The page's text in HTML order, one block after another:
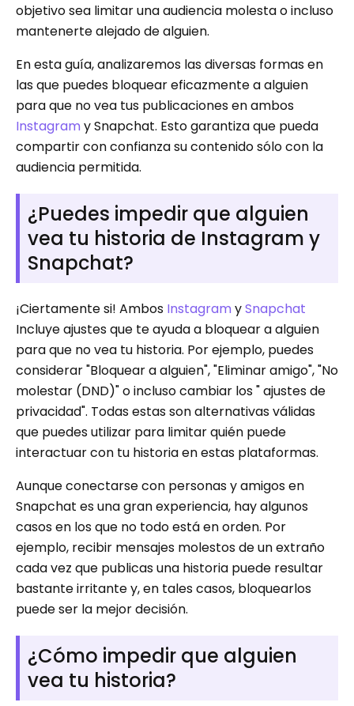
objetivo sea limitar una audiencia molesta o incluso
mantenerte alejado de alguien.
En esta guía, analizaremos las diversas formas en
las que puedes bloquear eficazmente a alguien
para que no vea tus publicaciones en ambos
Instagram y Snapchat. Esto garantiza que pueda
compartir con confianza su contenido sólo con la
audiencia permitida.
¿Puedes impedir que alguien
vea tu historia de Instagram y
Snapchat?
¡Ciertamente si! Ambos Instagram ySnapchat
Incluye ajustes que te ayuda a bloquear a alguien
para que no vea tu historia. Por ejemplo, puedes
considerar "Bloquear a alguien", "Eliminar amigo", "No
molestar (DND)" o incluso cambiar los " ajustes de
privacidad". Todas estas son alternativas válidas
que puedes utilizar para limitar quién puede
interactuar con tu historia en estas plataformas.
Aunque conectarse con personas y amigos en
Snapchat es una gran experiencia, hay algunos
casos en los que no todo está en orden. Por
ejemplo, recibir mensajes molestos de un extraño
cada vez que publicas una historia puede resultar
bastante irritante y, en tales casos, bloquearlos
puede ser la mejor decisión.
¿Cómo impedir que alguien
vea tu historia?